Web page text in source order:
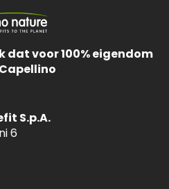
voor 100% eigendom
S.p.A.
6